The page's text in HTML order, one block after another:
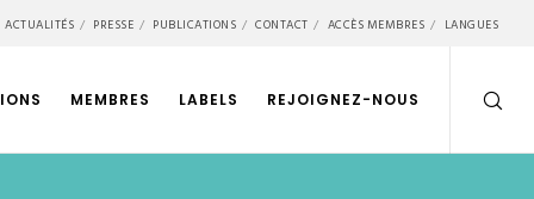
ACTUALITÉS PRESSE PUBLICATIONS CONTACT ACCÈS MEMBRES LANGUES
MEMBRES LABELS REJOIGNEZ-NOUS